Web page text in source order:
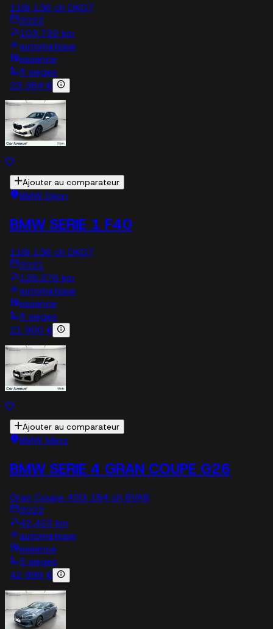
118i 136 ch DKG7
2022
103,732 km
automatique
essence
5 sieges
23 364 €
Ajouter au comparateur
BMW Dijon
BMW SERIE 1 F40
118i 136 ch DKG7
2021
126,376 km
automatique
essence
5 sieges
21 900 €
Ajouter au comparateur
BMW Metz
BMW SERIE 4 GRAN COUPE G26
Gran Coupe 420i 184 ch BVA8
2022
42,423 km
automatique
essence
5 sieges
42 999 €